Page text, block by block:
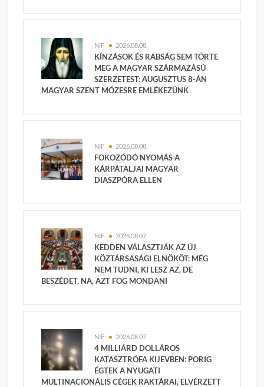
NIF 2026.08.08.
KÍNZÁSOK ÉS RABSÁG SEM TÖRTE
MEG A MAGYAR SZÁRMAZÁSÚ
SZERZETEST: AUGUSZTUS 8-ÁN
MAGYAR SZENT MÓZESRE EMLÉKEZÜNK
NIF 2026.08.08.
FOKOZÓDÓ NYOMÁS A
KÁRPÁTALJAI MAGYAR
DIASZPÓRA ELLEN
NIF 2026.08.07.
KEDDEN VÁLASZTJÁK AZ ÚJ
KÖZTÁRSASÁGI ELNÖKÖT: MÉG
NEM TUDNI, KI LESZ AZ, DE
BESZÉDET, NA, AZT FOG MONDANI
NIF 2026.08.07.
4 MILLIÁRD DOLLÁROS
KATASZTRÓFA KIJEVBEN: PORIG
ÉGTEK A NYUGATI
MULTINACIONÁLIS CÉGEK RAKTÁRAI, ELVÉRZETT